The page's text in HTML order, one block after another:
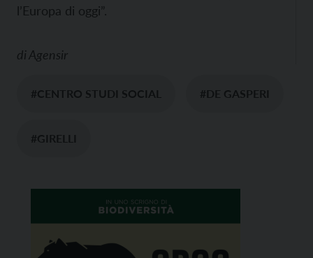
l’Europa di oggi”.
diAgensir
#CENTRO STUDI SOCIAL #DE GASPERI
#GIRELLI